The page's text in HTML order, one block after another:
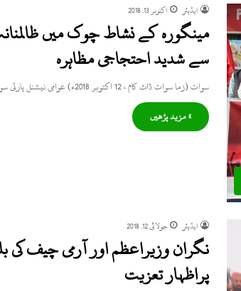
ایڈیٹر اکتوبر 13, 2018
مینگورہ کے نشاط چوک میں
سے شدید احتجاجی مظاہرہ
سوات (زما سوات ڈاٹ کام ، 12 اکتوبر 2018ء) عوامی نیشنل پارٹی سوات کے زیر اہتمام نشاط چوک مینگورہ میں…
» مزید پڑھیں
ایڈیٹر جولائی 12, 2018
نگران وزیراعظم اور آرمی چیف کی
پراظہار تعزیت